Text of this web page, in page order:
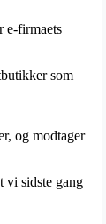
e-firmaets
som
og modtager
vi sidste gang